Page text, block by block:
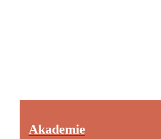
Akademie